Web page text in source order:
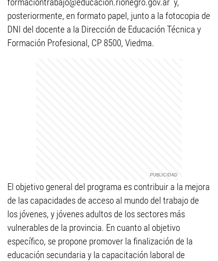
posteriormente, en formato papel, junto a la fotocopia de
DNI del docente a la Dirección de Educación Técnica y
Formación Profesional, CP 8500, Viedma.
El objetivo general del programa es contribuir a la mejora
de las capacidades de acceso al mundo del trabajo de
los jóvenes, y jóvenes adultos de los sectores más
vulnerables de la provincia. En cuanto al objetivo
específico, se propone promover la finalización de la
educación secundaria y la capacitación laboral de